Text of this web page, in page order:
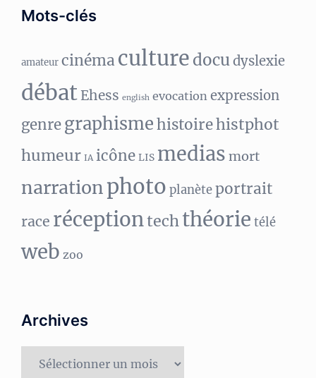
Mots-clés
amateur cinémaculture docu dyslexie
débat Ehess english evocation expression
genregraphismehistoirehistphot
humeur IA icône LIS medias mort
narrationphoto planèteportrait
race réceptiontechthéorie télé
web zoo
Archives